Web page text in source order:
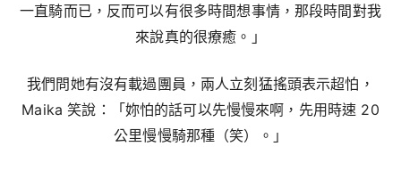
一直騎而已，反而可以有很多時間想事情，那段時間對我
來說真的很療癒。」
我們問她有沒有載過團員，兩人立刻猛搖頭表示超怕，
Maika 笑說：「妳怕的話可以先慢慢來啊，先用時速 20
公里慢慢騎那種（笑）。」